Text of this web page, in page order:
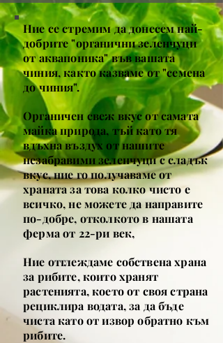
Ние се стремим да донесем най-
добрите "органични зеленчуци
от аквапоника" във вашата
чиния, както казваме от "семена
до чиния".
Органичен свеж вкус от самата
майка природа, тъй като тя
вдъхна въздух от нашите
незабравими зеленчуци с сладък
вкус, ние го получаваме от
храната за това колко чисто е
всичко, не можете да направите
по-добре, отколкото в нашата
ферма от 22-ри век,
Ние отглеждаме собствена храна
за рибите, които хранят
растенията, което от своя страна
рециклира водата, за да бъде
чиста като от извор обратно към
рибите.